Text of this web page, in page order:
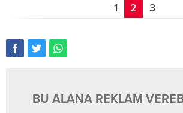
1 2 3
BU ALANA REKLAM